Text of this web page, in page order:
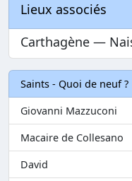
Lieux associés
Carthagène —
Saints - Quoi de neuf ?
Giovanni Mazzuconi
Macaire de Collesano
David